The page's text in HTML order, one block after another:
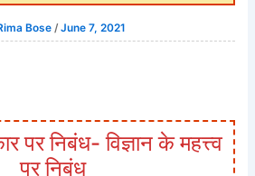
Bose / June 7, 2021
पर निबंध- विज्ञान के महत्त्व
पर निबंध